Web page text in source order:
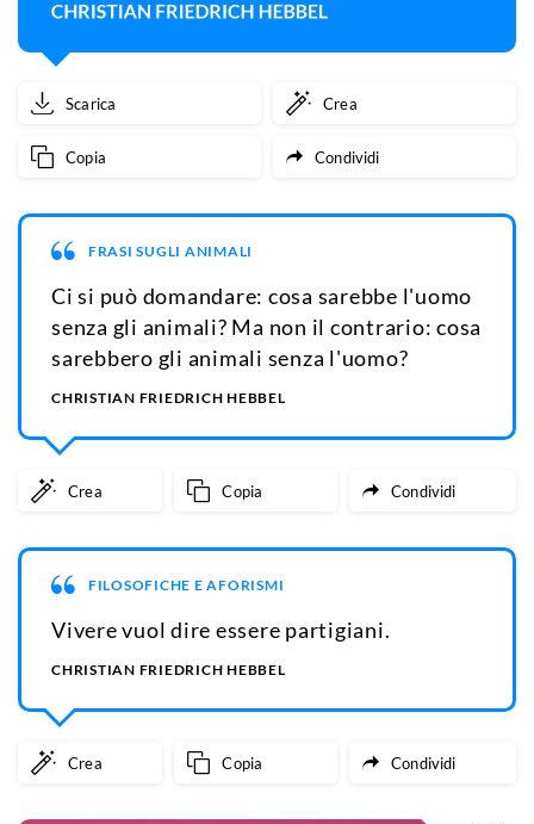
Scarica Crea
Copia Condividi
FRASI SUGLI ANIMALI
Ci si può domandare: cosa sarebbe l'uomo
senza gli animali? Ma non il contrario: cosa
sarebbero gli animali senza l'uomo?
CHRISTIAN FRIEDRICH HEBBEL
Crea Copia Condividi
FILOSOFICHE E AFORISMI
Vivere vuol dire essere partigiani.
CHRISTIAN FRIEDRICH HEBBEL
Crea Copia Condividi